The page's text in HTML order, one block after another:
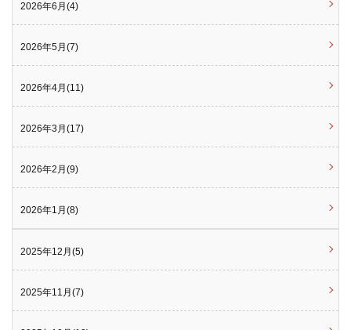
2026年6月(4)
2026年5月(7)
2026年4月(11)
2026年3月(17)
2026年2月(9)
2026年1月(8)
2025年12月(5)
2025年11月(7)